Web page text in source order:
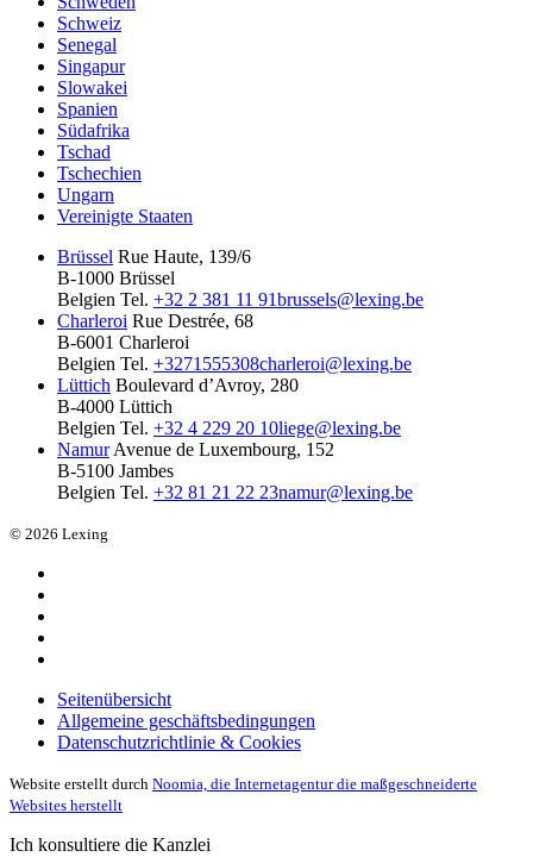
Schweiz
Senegal
Singapur
Slowakei
Spanien
Südafrika
Tschad
Tschechien
Ungarn
Vereinigte Staaten
Brüssel Rue Haute, 139/6
B-1000 Brüssel
Belgien Tel. +32 2 381 11 91brussels@lexing.be
Charleroi Rue Destrée, 68
B-6001 Charleroi
Belgien Tel. +3271555308charleroi@lexing.be
Lüttich Boulevard d’Avroy, 280
B-4000 Lüttich
Belgien Tel. +32 4 229 20 10liege@lexing.be
Namur Avenue de Luxembourg, 152
B-5100 Jambes
Belgien Tel. +32 81 21 22 23namur@lexing.be
© 2026 Lexing
Seitenübersicht
Allgemeine geschäftsbedingungen
Datenschutzrichtlinie & Cookies
Website erstellt durch Noomia, die Internetagentur die maßgeschneiderte
Websites herstellt
Ich konsultiere die Kanzlei